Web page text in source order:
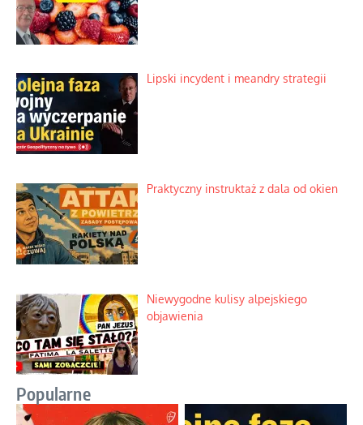
Lipski incydent i meandry strategii
Praktyczny instruktaż z dala od okien
Niewygodne kulisy alpejskiego
objawienia
Popularne